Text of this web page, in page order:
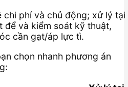
chi phí và chủ động; xử lý tại
để và kiểm soát kỹ thuật,
cần gạt/áp lực tì.
chọn nhanh phương án